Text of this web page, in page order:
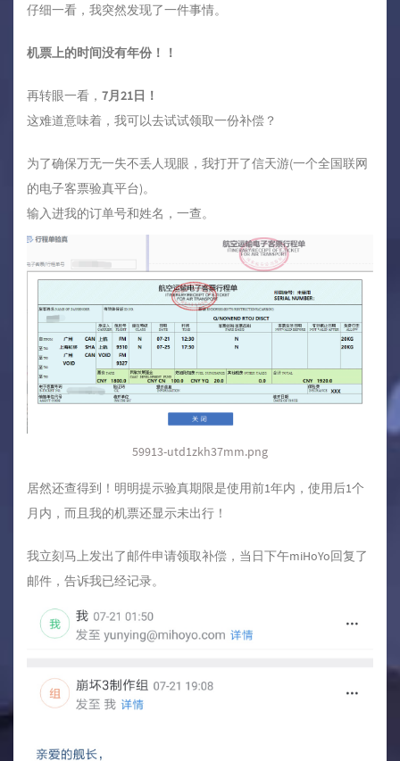
仔细一看，我突然发现了一件事情。
机票上的时间没有年份！！
再转眼一看， 7月21日！
这难道意味着，我可以去试试领取一份补偿？
为了确保万无一失不丢人现眼，我打开了信天游(一个全国联网
的电子客票验真平台)。
输入进我的订单号和姓名，一查。
59913-utd1zkh37mm.png
居然还查得到！明明提示验真期限是使用前1年内，使用后1个
月内，而且我的机票还显示未出行！
我立刻马上发出了邮件申请领取补偿，当日下午miHoYo回复了
邮件，告诉我已经记录。